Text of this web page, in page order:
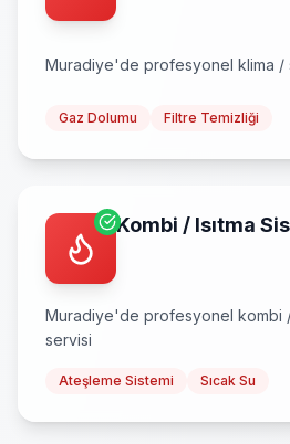
Muradiye'de profesyonel klima /
Gaz Dolumu Filtre Temizliği
Kombi / Isıtma
Muradiye'de profesyonel kombi
servisi
Ateşleme Sistemi Sıcak Su